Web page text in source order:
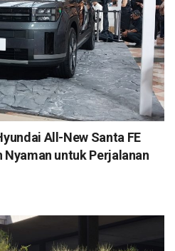
All-New Santa FE
untuk Perjalanan